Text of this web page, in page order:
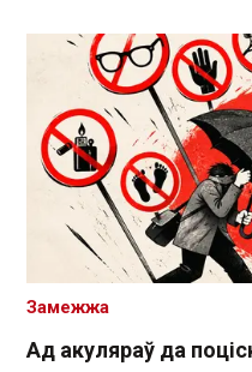
Ад акуляраў да
Замежжа